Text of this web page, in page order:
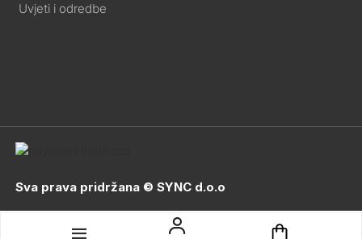
Uvjeti i odredbe
Sva prava pridržana © SYNC d.o.o